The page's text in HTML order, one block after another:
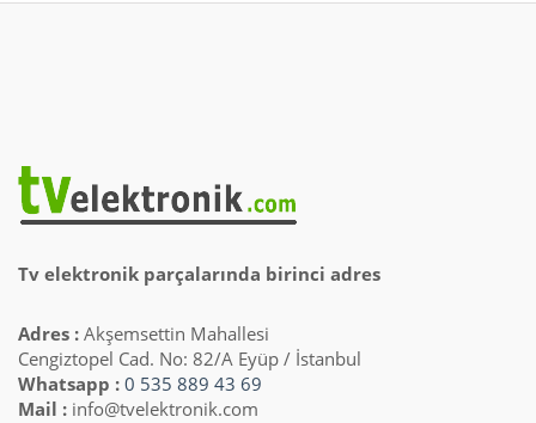
Tv elektronik parçalarında birinci adres
Adres : Akşemsettin Mahallesi
Cengiztopel Cad. No: 82/A Eyüp / İstanbul
Whatsapp : 0 535 889 43 69
Mail : info@tvelektronik.com